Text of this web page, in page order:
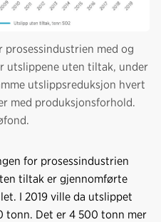
med og
utslippene uten tiltak, under
utslippsreduksjon hvert
med produksjonsforhold.
for prosessindustrien
tiltak er gjennomførte
I 2019 ville da utslippet
Det er 4 500 tonn mer